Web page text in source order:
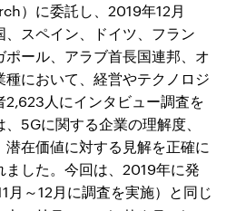
）に委託し、2019年12月
スペイン、ドイツ、フラン
ポール、アラブ首長国連邦、オ
種において、経営やテクノロジ
2,623人にインタビュー調査を
5Gに関する企業の理解度、
在価値に対する見解を正確に
した。今回は、2019年に発
月～12月に調査を実施）と同じ